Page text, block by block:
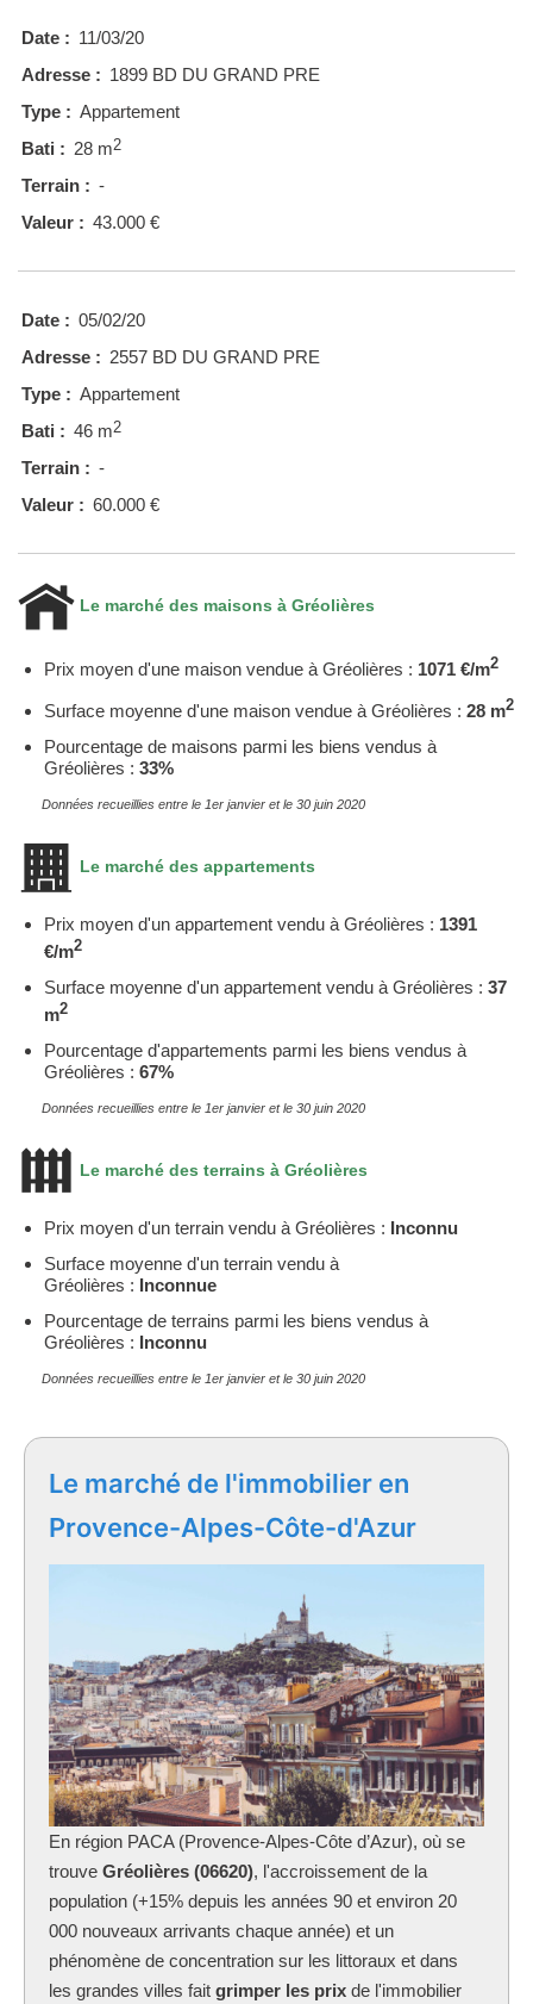
Date : 11/03/20
Adresse : 1899 BD DU GRAND PRE
Type : Appartement
Bati : 28 m2
Terrain : -
Valeur : 43.000 €
Date : 05/02/20
Adresse : 2557 BD DU GRAND PRE
Type : Appartement
Bati : 46 m2
Terrain : -
Valeur : 60.000 €
Le marché des maisons à Gréolières
Prix moyen d'une maison vendue à Gréolières : 1071 €/m2
Surface moyenne d'une maison vendue à Gréolières : 28 m2
Pourcentage de maisons parmi les biens vendus à
Gréolières : 33%
Données recueillies entre le 1er janvier et le 30 juin 2020
Le marché des appartements
Prix moyen d'un appartement vendu à Gréolières : 1391
€/m2
Surface moyenne d'un appartement vendu à Gréolières : 37
m2
Pourcentage d'appartements parmi les biens vendus à
Gréolières : 67%
Données recueillies entre le 1er janvier et le 30 juin 2020
Le marché des terrains à Gréolières
Prix moyen d'un terrain vendu à Gréolières : Inconnu
Surface moyenne d'un terrain vendu à
Gréolières : Inconnue
Pourcentage de terrains parmi les biens vendus à
Gréolières : Inconnu
Données recueillies entre le 1er janvier et le 30 juin 2020
Le marché de l'immobilier en
Provence-Alpes-Côte-d'Azur
En région PACA (Provence-Alpes-Côte d’Azur), où se
trouve Gréolières (06620), l'accroissement de la
population (+15% depuis les années 90 et environ 20
000 nouveaux arrivants chaque année) et un
phénomène de concentration sur les littoraux et dans
les grandes villes fait grimper les prix de l'immobilier